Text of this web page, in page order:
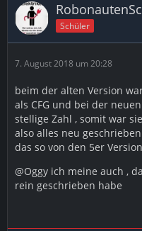
Schüler
7. August 2018 um 20:28
beim der alten Version
als CFG und bei der
stellige Zahl , somit war
also alles neu
das so von den 5er
@Oggy ich meine auch ,
rein geschrieben habe